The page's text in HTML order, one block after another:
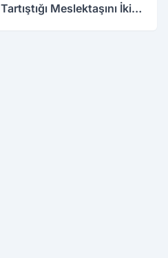
Tartıştığı Meslektaşını İki